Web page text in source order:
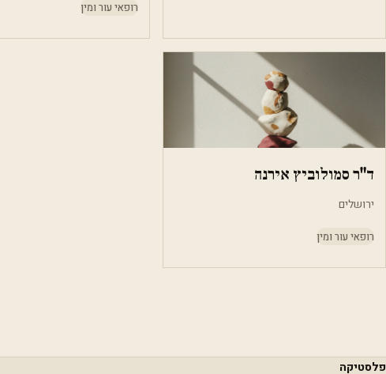
רופאי עור ומין
ד"ר סמולוביץ אירנה
ירושלים
רופאי עור ומין
פלסטיקה